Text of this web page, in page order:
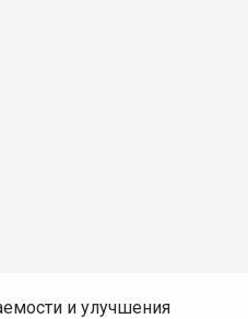
и улучшения